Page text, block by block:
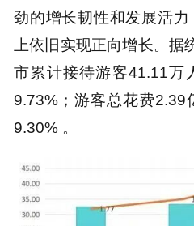
劲的增长韧性和发展活
上依旧实现正向增长。
市累计接待游客41.11万
9.73%；游客总花费
9.30% 。